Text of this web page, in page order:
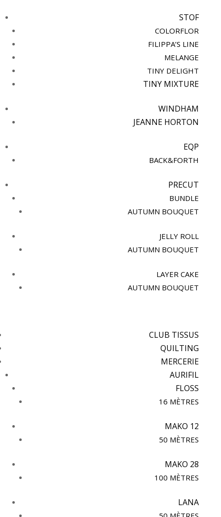
STOF
COLORFLOR
FILIPPA’S LINE
MELANGE
TINY DELIGHT
TINY MIXTURE
WINDHAM
JEANNE HORTON
EQP
BACK&FORTH
PRECUT
BUNDLE
AUTUMN BOUQUET
JELLY ROLL
AUTUMN BOUQUET
LAYER CAKE
AUTUMN BOUQUET
CLUB TISSUS
QUILTING
MERCERIE
AURIFIL
FLOSS
16 MÈTRES
MAKO 12
50 MÈTRES
MAKO 28
100 MÈTRES
LANA